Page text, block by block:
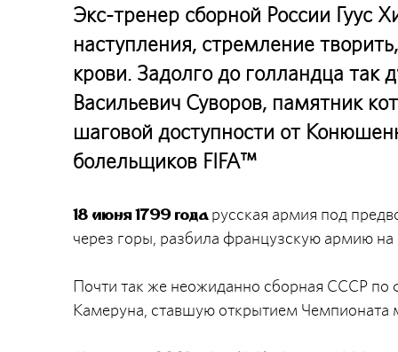
Экс-тренер сборной России Гуус
наступления, стремление
крови. Задолго до голландца
Васильевич Суворов, памятник
шаговой доступности от
болельщиков FIFA™
18 июня 1799 годарусская армия под
через горы, разбила французскую армию
Почти так же неожиданно сборная СССР по
Камеруна, ставшую открытием